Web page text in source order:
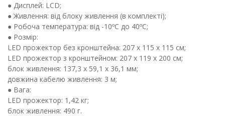
● Дисплей: LCD;
● Живлення: від блоку живлення (в комплекті);
● Робоча температура: від -10ºC до 40ºC;
● Розмір:
LED прожектор без кронштейна: 207 х 115 х 115 см;
LED прожектор з кронштейном: 207 х 119 х 200 см;
блок живлення: 137,3 х 59,1 х 36,1 мм;
довжина кабелю живлення: 3 м;
● Вага:
LED прожектор: 1,42 кг;
блок живлення: 490 г.